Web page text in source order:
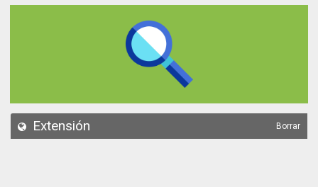
API
Extensión Borrar